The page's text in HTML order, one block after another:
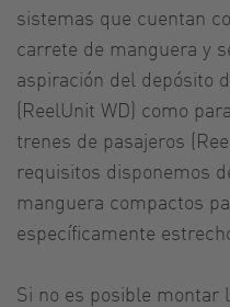
sistemas que cuentan
carrete de manguera y
aspiración del depósito
(ReelUnit WD) como
trenes de pasajeros
requisitos disponemos
manguera compactos
específicamente
Si no es posible montar